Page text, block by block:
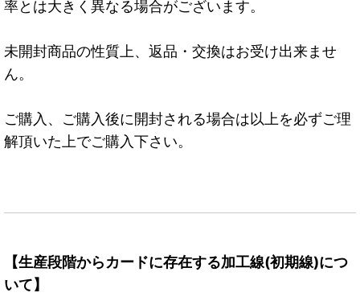
率とは大きく異なる場合がございます。
未開封商品の性質上、返品・交換はお受け出来ませ
ん。
ご購入、ご購入後に開封される場合は以上を必ずご理
解頂いた上でご購入下さい。
【生産段階からカードに存在する加工線(初期線)につ
いて】